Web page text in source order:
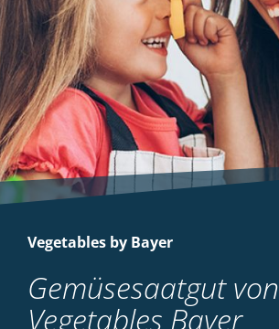
Vegetables by Bayer
Gemüsesaatgut von
Vegetables Bayer